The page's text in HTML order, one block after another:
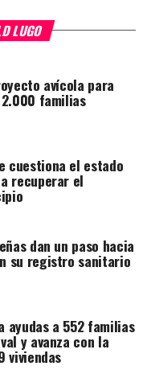
LUGO
avícola para
familias
cuestiona el estado
recuperar el
dan un paso hacia
su registro sanitario
ayudas a 552 familias
y avanza con la
viviendas